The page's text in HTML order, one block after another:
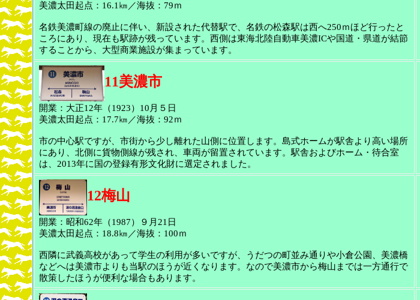
美濃太田起点：16.1㎞／海抜：79ｍ
名鉄美濃町線の廃止に伴い、新設された代替駅で、名鉄の松森駅は西へ250ｍほど行ったと
ころにあり、現在も駅跡が残っています。西側は東海北陸自動車美濃ICや国道・県道が結節
することから、大型商業施設が集まっています。
11美濃市
開業：大正12年（1923）10月５日
美濃太田起点：17.7㎞／海抜：92ｍ
市の中心駅ですが、市街から少し離れた山側に位置します。島式ホームが駅舎より高い場所
にあり、北側に貨物側線が残され、車両が留置されています。駅舎およびホーム・待合室
は、2013年に国の登録有形文化財に選定されました。
12梅山
開業：昭和62年（1987）９月21日
美濃太田起点：18.8㎞／海抜：100ｍ
西隣に武義高校があって学生の利用が多いですが、うだつの町並み通りや小倉公園、美濃橋
などへは美濃市よりも当駅のほうが近くなります。なので美濃市から梅山までは一方通行で
散策したほうが便利な場合もあります。